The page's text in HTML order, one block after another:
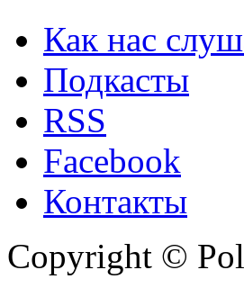
Как нас
Подкасты
RSS
Facebook
Контакты
Copyright ©